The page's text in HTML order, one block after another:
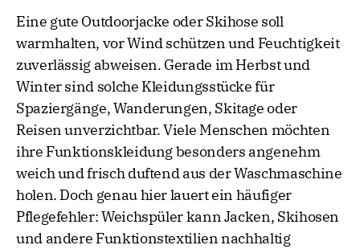
Eine gute Outdoorjacke oder Skihose soll
warmhalten, vor Wind schützen und Feuchtigkeit
zuverlässig abweisen. Gerade im Herbst und
Winter sind solche Kleidungsstücke für
Spaziergänge, Wanderungen, Skitage oder
Reisen unverzichtbar. Viele Menschen möchten
ihre Funktionskleidung besonders angenehm
weich und frisch duftend aus der Waschmaschine
holen. Doch genau hier lauert ein häufiger
Pflegefehler: Weichspüler kann Jacken, Skihosen
und andere Funktionstextilien nachhaltig